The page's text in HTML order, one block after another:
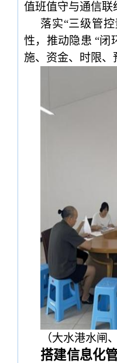
值班值守与通信联
落实“三级管
性，推动隐患 “
施、资金、时限、
（大水港水闸
搭建信息化